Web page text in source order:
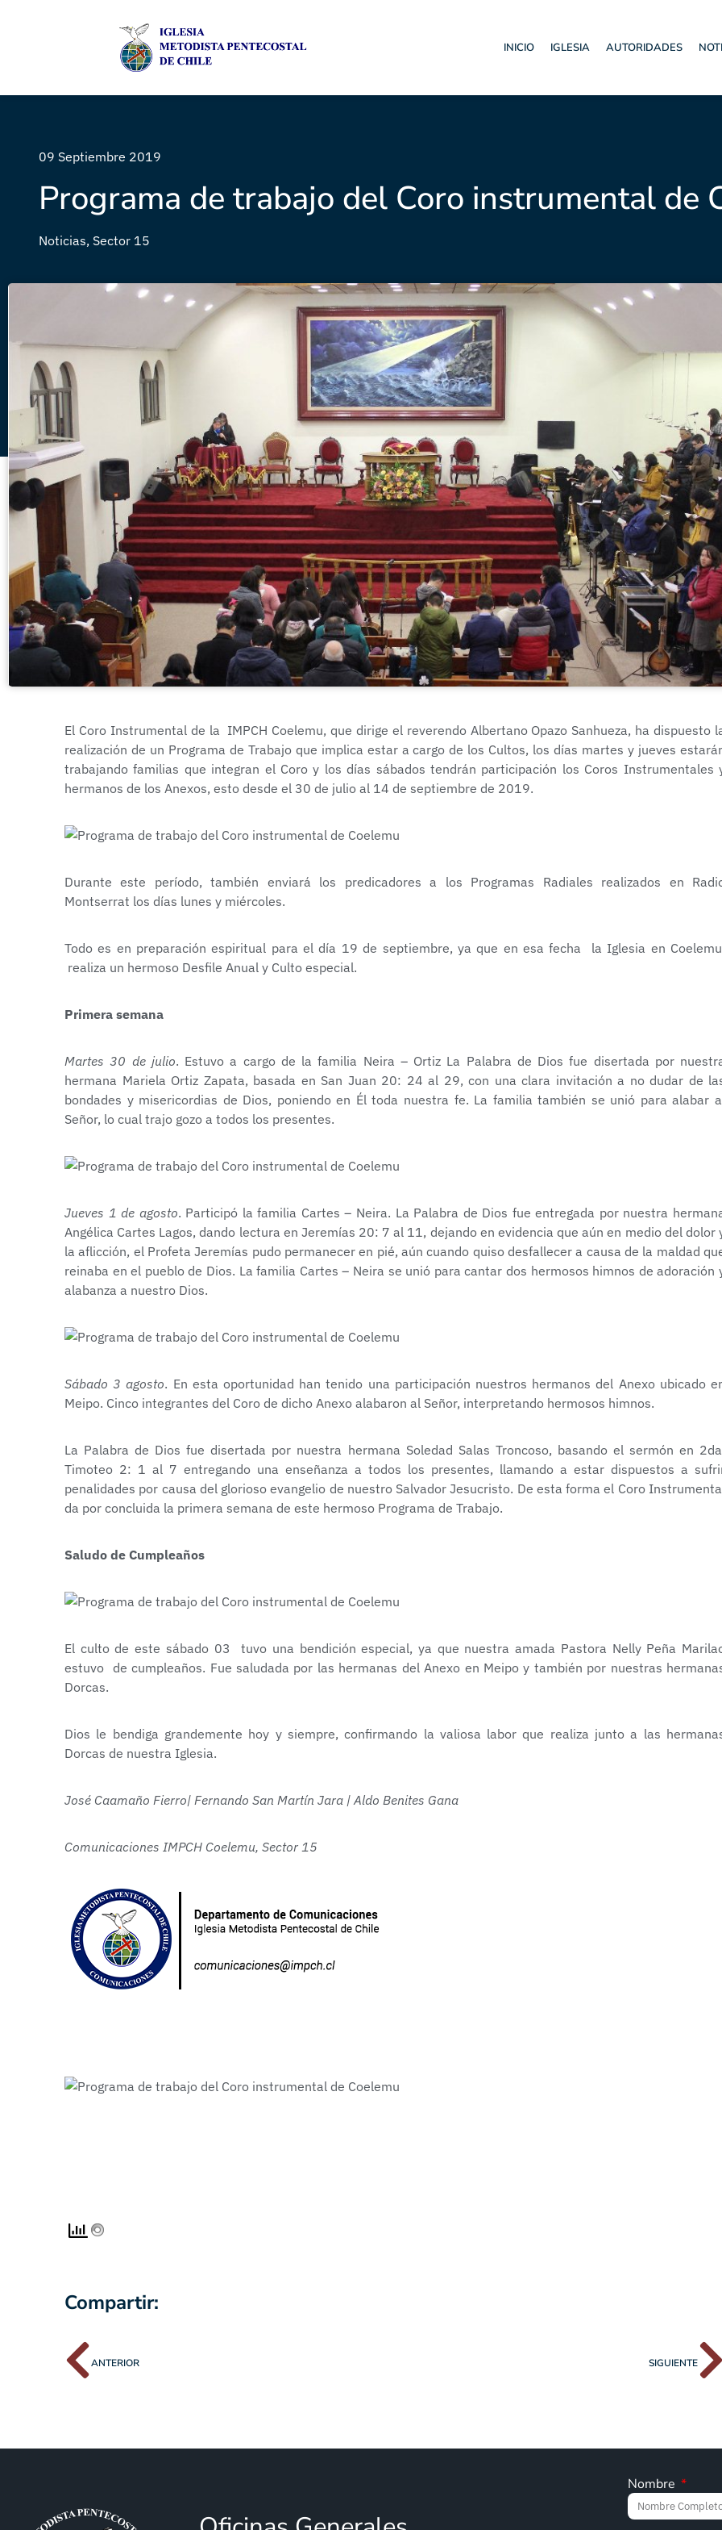
INICIO IGLESIA AUTORIDADES
09 Septiembre 2019
Programa de trabajo del Coro instrumental de
Noticias, Sector 15
El Coro Instrumental de la IMPCH Coelemu, que dirige el reverendo Albertano Opazo Sanhueza, ha dispuesto
realización de un Programa de Trabajo que implica estar a cargo de los Cultos, los días martes y jueves
trabajando familias que integran el Coro y los días sábados tendrán participación los Coros Instrumentales
hermanos de los Anexos, esto desde el 30 de julio al 14 de septiembre de 2019.
Durante este período, también enviará los predicadores a los Programas Radiales realizados en
Montserrat los días lunes y miércoles.
Todo es en preparación espiritual para el día 19 de septiembre, ya que en esa fecha la Iglesia en
realiza un hermoso Desfile Anual y Culto especial.
Primera semana
Martes 30 de julio. Estuvo a cargo de la familia Neira – Ortiz La Palabra de Dios fue disertada por
hermana Mariela Ortiz Zapata, basada en San Juan 20: 24 al 29, con una clara invitación a no dudar de
bondades y misericordias de Dios, poniendo en Él toda nuestra fe. La familia también se unió para alabar
Señor, lo cual trajo gozo a todos los presentes.
Jueves 1 de agosto. Participó la familia Cartes – Neira. La Palabra de Dios fue entregada por nuestra
Angélica Cartes Lagos, dando lectura en Jeremías 20: 7 al 11, dejando en evidencia que aún en medio del dolor
la aflicción, el Profeta Jeremías pudo permanecer en pié, aún cuando quiso desfallecer a causa de la maldad
reinaba en el pueblo de Dios. La familia Cartes – Neira se unió para cantar dos hermosos himnos de adoración
alabanza a nuestro Dios.
Sábado 3 agosto. En esta oportunidad han tenido una participación nuestros hermanos del Anexo ubicado
Meipo. Cinco integrantes del Coro de dicho Anexo alabaron al Señor, interpretando hermosos himnos.
La Palabra de Dios fue disertada por nuestra hermana Soledad Salas Troncoso, basando el sermón en
Timoteo 2: 1 al 7 entregando una enseñanza a todos los presentes, llamando a estar dispuestos a
penalidades por causa del glorioso evangelio de nuestro Salvador Jesucristo. De esta forma el Coro
da por concluida la primera semana de este hermoso Programa de Trabajo.
Saludo de Cumpleaños
El culto de este sábado 03 tuvo una bendición especial, ya que nuestra amada Pastora Nelly Peña
estuvo de cumpleaños. Fue saludada por las hermanas del Anexo en Meipo y también por nuestras
Dorcas.
Dios le bendiga grandemente hoy y siempre, confirmando la valiosa labor que realiza junto a las
Dorcas de nuestra Iglesia.
José Caamaño Fierro| Fernando San Martín Jara | Aldo Benites Gana
Comunicaciones IMPCH Coelemu, Sector 15
Compartir:
ANTERIOR SIGUIENTE
Nombre